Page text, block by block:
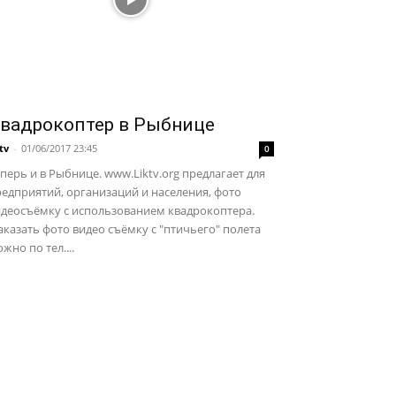
в Рыбнице
- 01/06/2017 23:45 0
и в Рыбнице. www.Liktv.org предлагает для
организаций и населения, фото
с использованием квадрокоптера.
фото видео съёмку с "птичьего" полета
по тел....